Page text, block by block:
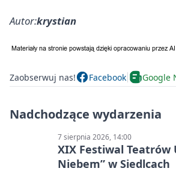
Autor:krystian
Zaobserwuj nas! Facebook Google
Nadchodzące wydarzenia
7 sierpnia 2026, 14:00
XIX Festiwal Teatrów
Niebem” w Siedlcach